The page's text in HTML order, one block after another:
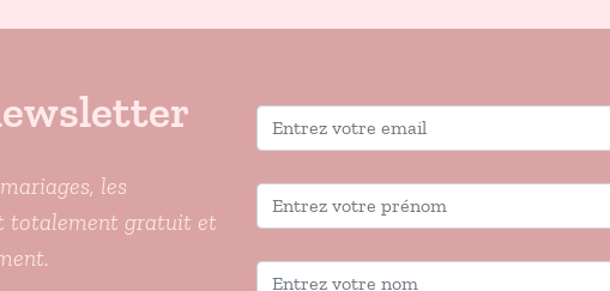
les
totalement gratuit et